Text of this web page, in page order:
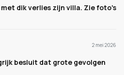
dik verlies zijn villa. Zie foto's
2 mei 2026
besluit dat grote gevolgen